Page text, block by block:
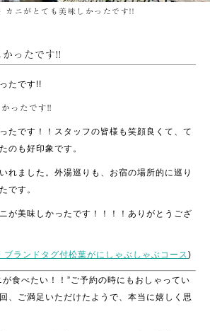
カニがとても美味しかったです!!
ったです!!
たです!!
たです！！スタッフの皆様も笑顔良くて、て
のも好印象です。
れました。外湯巡りも、お宿の場所的に巡り
です。
が美味しかったです！！！！ありがとうござ
ブランドタグ付松葉がにしゃぶしゃぶコース )
食べたい！！”ご予約の時にもおしゃってい
、ご満足いただけたようで、本当に嬉しく思